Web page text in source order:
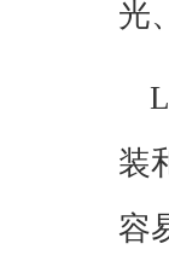
光
装
容